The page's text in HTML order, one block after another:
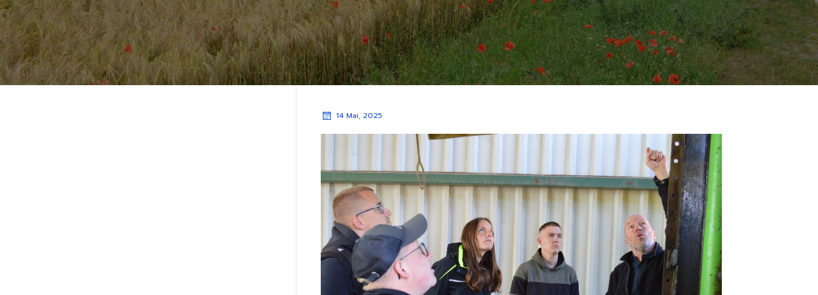
14 Mai, 2025